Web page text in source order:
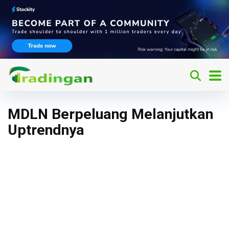
MDLN Berpeluang Melanjutkan
Uptrendnya